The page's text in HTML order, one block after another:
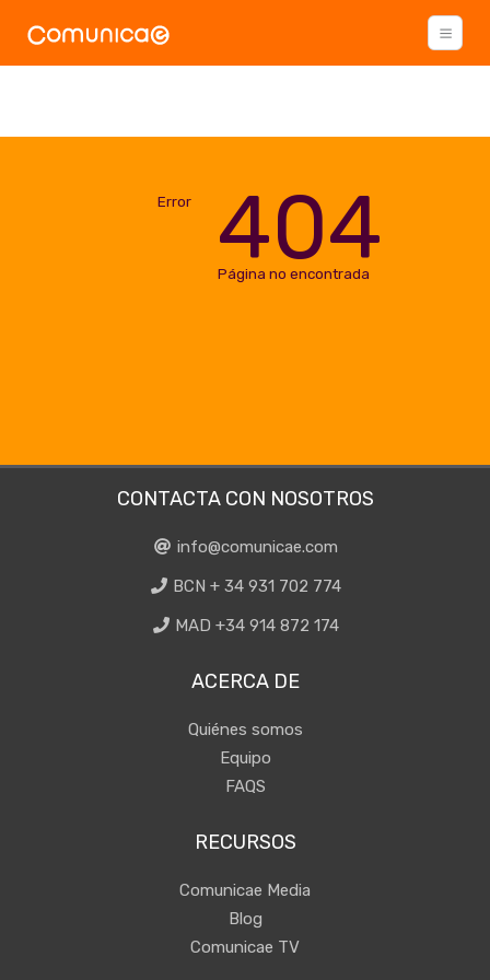
Error 404
Página no encontrada
CONTACTA CON NOSOTROS
info@comunicae.com
BCN + 34 931 702 774
MAD +34 914 872 174
ACERCA DE
Quiénes somos
Equipo
FAQS
RECURSOS
Comunicae Media
Blog
Comunicae TV